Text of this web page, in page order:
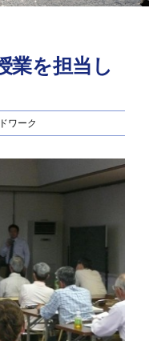
業を担当し
ワーク